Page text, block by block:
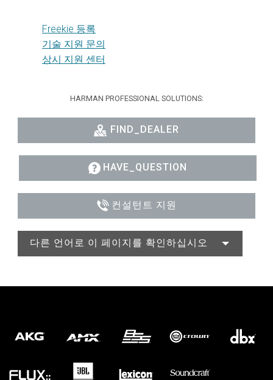
Freekie 등록
기술 지원 문의
상시 지원 센터
HARMAN PROFESSIONAL SOLUTIONS:
FIND_DEALER
HAVE_QUESTION
컨설턴트 지원
다른 언어로 이 페이지를 확인하십시오